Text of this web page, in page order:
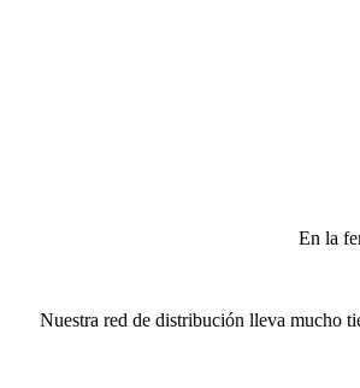
En la
Nuestra red de distribución lleva mucho